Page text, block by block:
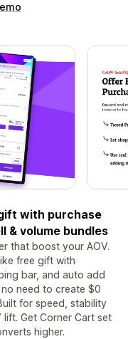
with purchase
& volume bundles
that boost your AOV.
free gift with
bar, and auto add
need to create $0
for speed, stability
Get Corner Cart set
higher.